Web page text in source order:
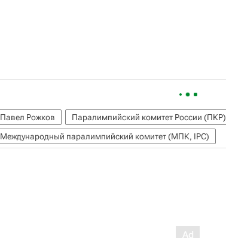
Павел Рожков Паралимпийский комитет России (ПКР)
Международный паралимпийский комитет (МПК, IPC)